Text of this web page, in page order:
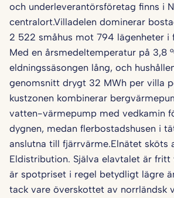
och underleverantörsföretag finns i
centralort.Villadelen dominerar
2 522 småhus mot 794 lägenheter i
Med en årsmedeltemperatur på 3,8
eldningssäsongen lång, och
genomsnitt drygt 32 MWh per villa
kustzonen kombinerar
vatten-värmepump med vedkamin
dygnen, medan flerbostadshusen i
anslutna till fjärrvärme.Elnätet sköts
Eldistribution. Själva elavtalet är fritt
är spotpriset i regel betydligt lägre
tack vare överskottet av norrländsk